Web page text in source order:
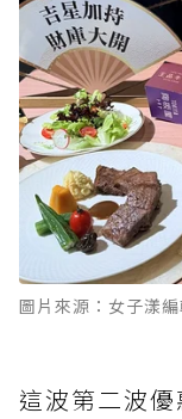
圖片來源：女子漾
這波第二波